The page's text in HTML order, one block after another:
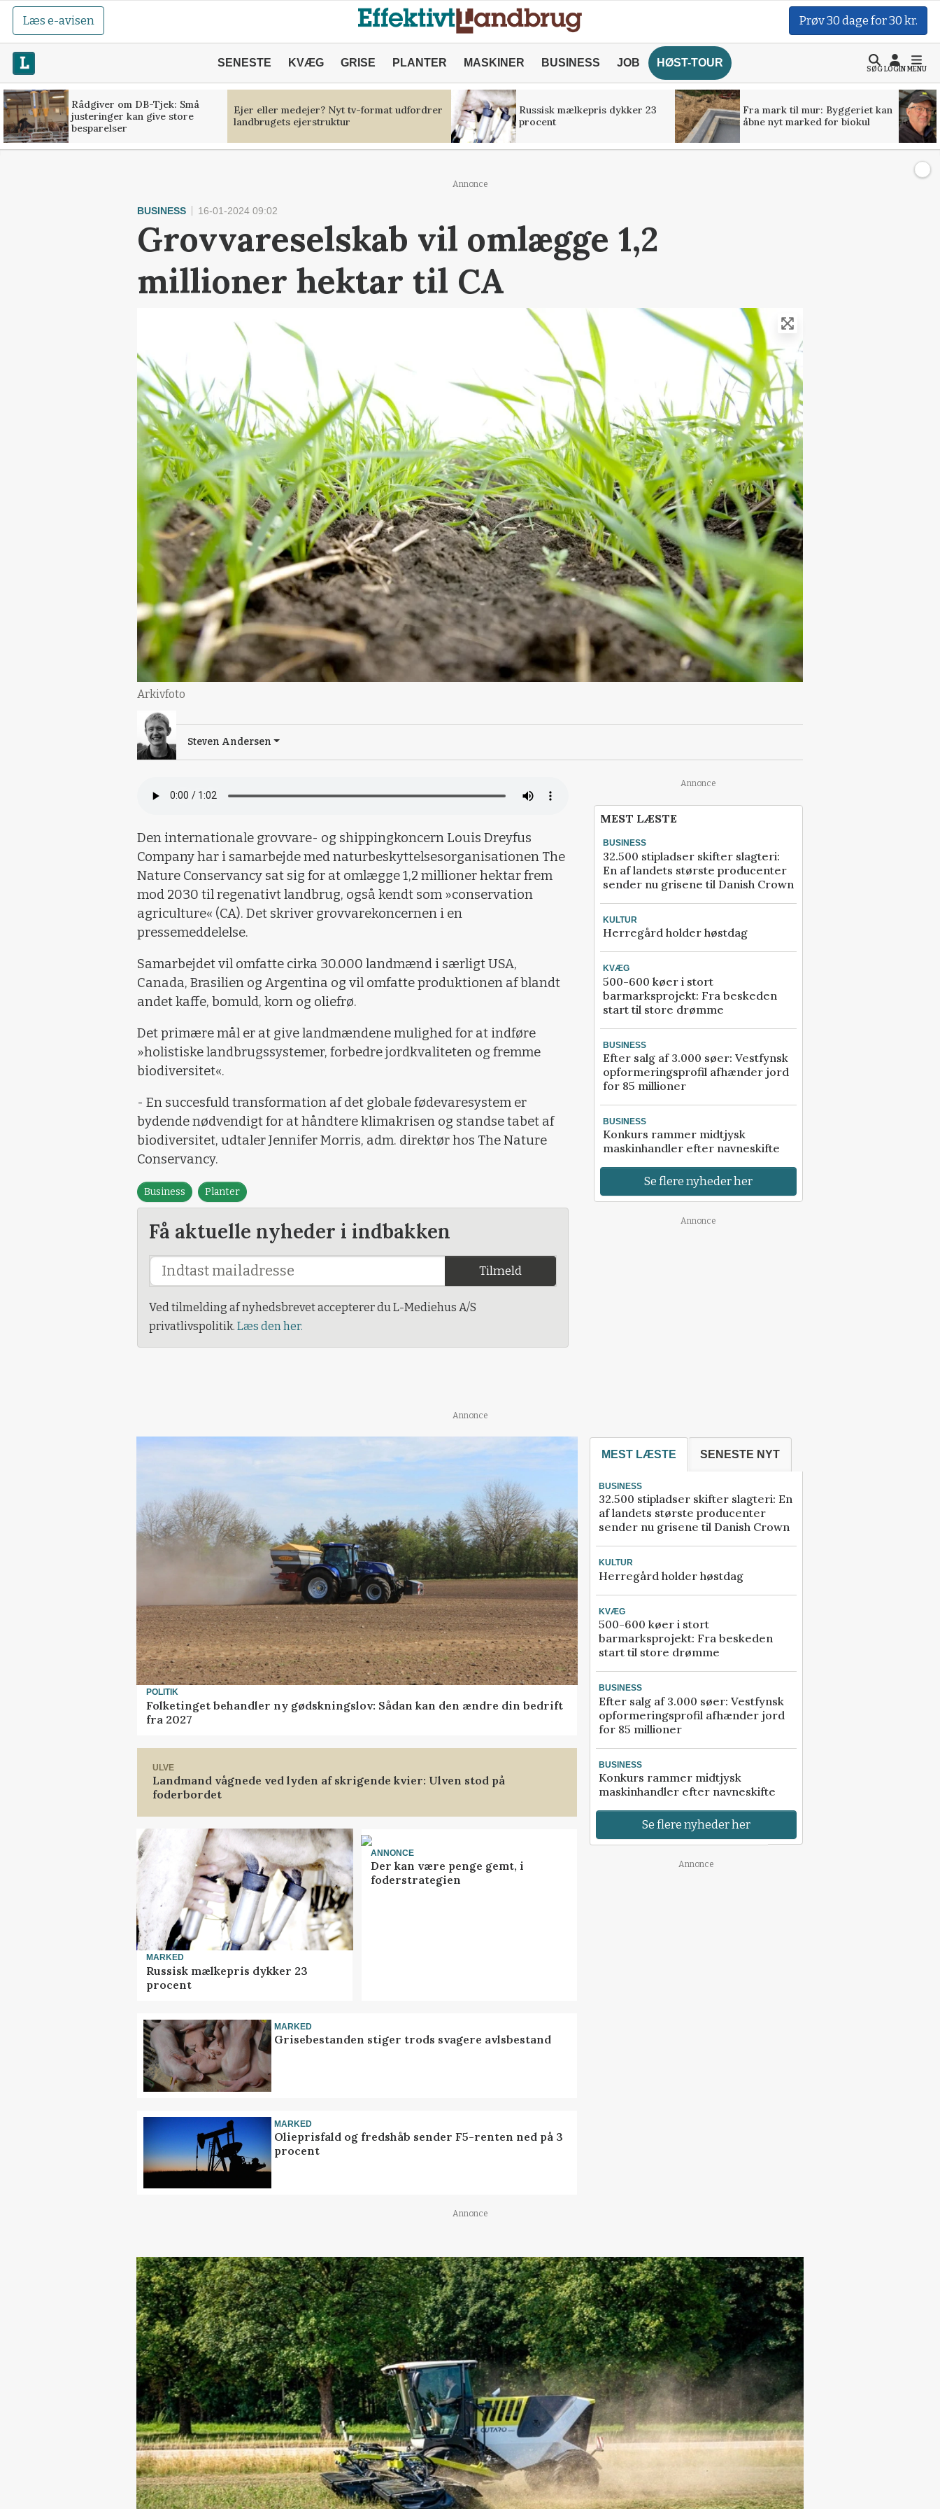
Læs e-avisen Prøv 30 dage for 30 kr.
SENESTE KVÆG GRISE PLANTER MASKINER BUSINESS JOB HØST-TOUR
SØGLOGINMENU
Rådgiver om DB-Tjek: Små
justeringer kan give store
besparelser
Ejer eller medejer? Nyt tv-format udfordrer
landbrugets ejerstruktur
Russisk mælkepris dykker 23
procent
Fra mark til mur: Byggeriet kan
åbne nyt marked for biokul
Annonce
BUSINESS 16-01-2024 09:02
Grovvareselskab vil omlægge 1,2
millioner hektar til CA
Arkivfoto
Steven Andersen
Den internationale grovvare- og shippingkoncern Louis Dreyfus
Company har i samarbejde med naturbeskyttelsesorganisationen The
Nature Conservancy sat sig for at omlægge 1,2 millioner hektar frem
mod 2030 til regenativt landbrug, også kendt som »conservation
agriculture« (CA). Det skriver grovvarekoncernen i en
pressemeddelelse.
Samarbejdet vil omfatte cirka 30.000 landmænd i særligt USA,
Canada, Brasilien og Argentina og vil omfatte produktionen af blandt
andet kaffe, bomuld, korn og oliefrø.
Det primære mål er at give landmændene mulighed for at indføre
»holistiske landbrugssystemer, forbedre jordkvaliteten og fremme
biodiversitet«.
- En succesfuld transformation af det globale fødevaresystem er
bydende nødvendigt for at håndtere klimakrisen og standse tabet af
biodiversitet, udtaler Jennifer Morris, adm. direktør hos The Nature
Conservancy.
Business Planter
Få aktuelle nyheder i indbakken
Tilmeld
Ved tilmelding af nyhedsbrevet accepterer du L-Mediehus A/S
privatlivspolitik. Læs den her.
Annonce
MEST LÆSTE
BUSINESS
32.500 stipladser skifter slagteri:
En af landets største producenter
sender nu grisene til Danish Crown
KULTUR
Herregård holder høstdag
KVÆG
500-600 køer i stort
barmarksprojekt: Fra beskeden
start til store drømme
BUSINESS
Efter salg af 3.000 søer: Vestfynsk
opformeringsprofil afhænder jord
for 85 millioner
BUSINESS
Konkurs rammer midtjysk
maskinhandler efter navneskifte
Se flere nyheder her
Annonce
Annonce
POLITIK
Folketinget behandler ny gødskningslov: Sådan kan den ændre din bedrift
fra 2027
ULVE
Landmand vågnede ved lyden af skrigende kvier: Ulven stod på
foderbordet
MARKED
Russisk mælkepris dykker 23
procent
ANNONCE
Der kan være penge gemt, i
foderstrategien
MARKED
Grisebestanden stiger trods svagere avlsbestand
MARKED
Olieprisfald og fredshåb sender F5-renten ned på 3
procent
MEST LÆSTE SENESTE NYT
BUSINESS
32.500 stipladser skifter slagteri: En
af landets største producenter
sender nu grisene til Danish Crown
KULTUR
Herregård holder høstdag
KVÆG
500-600 køer i stort
barmarksprojekt: Fra beskeden
start til store drømme
BUSINESS
Efter salg af 3.000 søer: Vestfynsk
opformeringsprofil afhænder jord
for 85 millioner
BUSINESS
Konkurs rammer midtjysk
maskinhandler efter navneskifte
Se flere nyheder her
Annonce
Annonce